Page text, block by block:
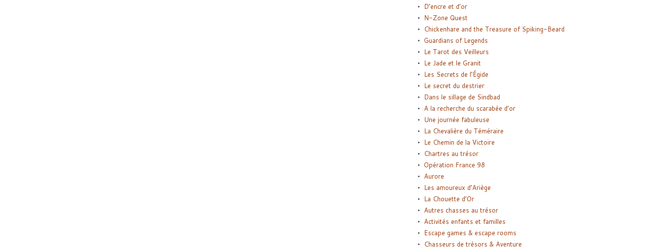
D’encre et d’or
N-Zone Quest
Chickenhare and the Treasure of Spiking-Beard
Guardians of Legends
Le Tarot des Veilleurs
Le Jade et le Granit
Les Secrets de l’Égide
Le secret du destrier
Dans le sillage de Sindbad
A la recherche du scarabée d’or
Une journée fabuleuse
La Chevalière du Téméraire
Le Chemin de la Victoire
Chartres au trésor
Opération France 98
Aurore
Les amoureux d’Ariège
La Chouette d’Or
Autres chasses au trésor
Activités enfants et familles
Escape games & escape rooms
Chasseurs de trésors & Aventure